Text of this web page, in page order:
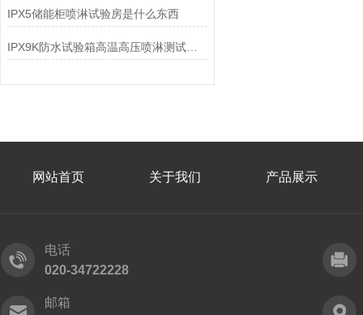
IPX5储能柜喷淋试验房是什么东西
IPX9K防水试验箱高温高压喷淋测试条件
网站首页 关于我们 产品展示
电话
020-34722228
邮箱